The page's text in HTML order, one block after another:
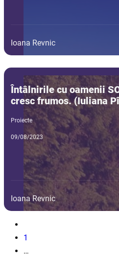
Ioana Revnic
Întâlnirile cu oamenii
cresc frumos. (Iuliana
Proiecte
09/08/2023
Ioana Revnic
1
…